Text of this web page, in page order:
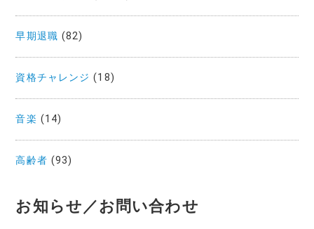
早期退職 (82)
資格チャレンジ (18)
音楽 (14)
高齢者 (93)
お知らせ／お問い合わせ